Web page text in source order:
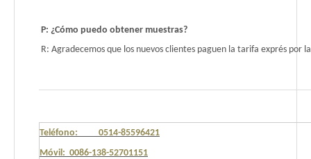
P: ¿Cómo puedo obtener muestras?
R: Agradecemos que los nuevos clientes paguen la tarifa exprés por
Teléfono: 0514-85596421
Móvil: 0086-138-52701151